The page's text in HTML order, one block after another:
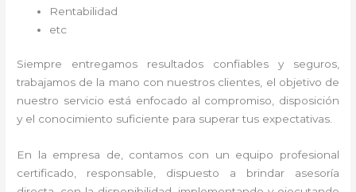
Rentabilidad
etc
Siempre entregamos resultados confiables y seguros,
trabajamos de la mano con nuestros clientes, el objetivo de
nuestro servicio está enfocado al compromiso, disposición
y el conocimiento suficiente para superar tus expectativas.
En la empresa de , contamos con un equipo profesional
certificado, responsable, dispuesto a brindar asesoría